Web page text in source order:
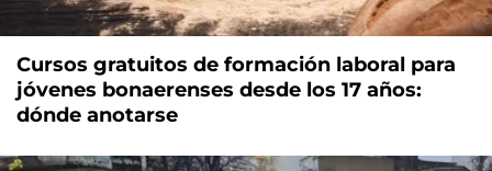
Cursos gratuitos de formación laboral para
jóvenes bonaerenses desde los 17 años:
dónde anotarse